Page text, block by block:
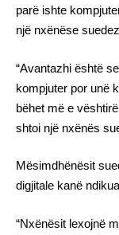
parë ishte
një nxënëse
“Avantazhi është
kompjuter por unë
bëhet më e
shtoi një nxënës
Mësimdhënësit
digjitale kanë
“Nxënësit lexojnë